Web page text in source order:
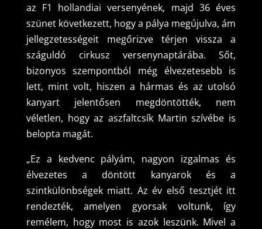
az F1 hollandiai versenyének, majd 36 éves
szünet következett, hogy a pálya megújulva, ám
jellegzetességeit megőrizve térjen vissza a
száguldó cirkusz versenynaptárába. Sőt,
bizonyos szempontból még élvezetesebb is
lett, mint volt, hiszen a hármas és az utolsó
kanyart jelentősen megdöntötték, nem
véletlen, hogy az aszfaltcsík Martin szívébe is
belopta magát.
„Ez a kedvenc pályám, nagyon izgalmas és
élvezetes a döntött kanyarok és a
szintkülönbségek miatt. Az év első tesztjét itt
rendezték, amelyen gyorsak voltunk, így
remélem, hogy most is azok leszünk. Mivel a